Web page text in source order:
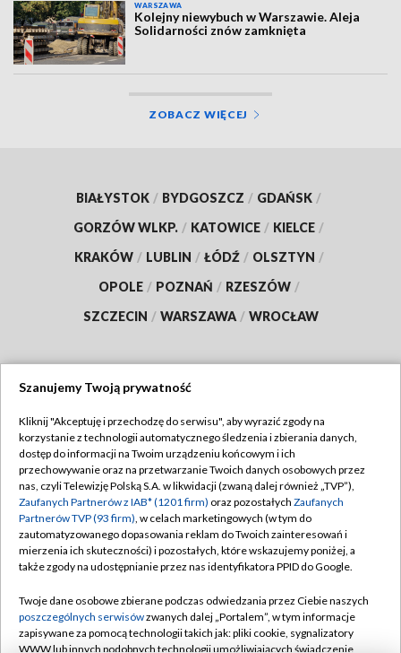
WARSZAWA
Kolejny niewybuch w Warszawie. Aleja
Solidarności znów zamknięta
ZOBACZ WIĘCEJ
BIAŁYSTOK / BYDGOSZCZ / GDAŃSK /
GORZÓW WLKP. / KATOWICE / KIELCE /
KRAKÓW / LUBLIN / ŁÓDŹ / OLSZTYN /
OPOLE / POZNAŃ / RZESZÓW /
SZCZECIN / WARSZAWA / WROCŁAW
TVP
Abonament TVP
Emisja w TVP
Centrum informacji TVP
Naziemna Telewizja Cyfrowa
Rada Programowa
System NOS
Regulamin TVP
Polityka prywatności
Moje zgody
Pomoc
Kontakt
Szanujemy Twoją prywatność
Kliknij "Akceptuję i przechodzę do serwisu", aby wyrazić zgody na
korzystanie z technologii automatycznego śledzenia i zbierania danych,
dostęp do informacji na Twoim urządzeniu końcowym i ich
przechowywanie oraz na przetwarzanie Twoich danych osobowych przez
nas, czyli Telewizję Polską S.A. w likwidacji (zwaną dalej również „TVP”),
Zaufanych Partnerów z IAB* (1201 firm) oraz pozostałych Zaufanych
Partnerów TVP (93 firm), w celach marketingowych (w tym do
zautomatyzowanego dopasowania reklam do Twoich zainteresowań i
mierzenia ich skuteczności) i pozostałych, które wskazujemy poniżej, a
także zgody na udostępnianie przez nas identyfikatora PPID do Google.
Twoje dane osobowe zbierane podczas odwiedzania przez Ciebie naszych
poszczególnych serwisówzwanych dalej „Portalem”, w tym informacje
zapisywane za pomocą technologii takich jak: pliki cookie, sygnalizatory
WWW lub innych podobnych technologii umożliwiających świadczenie